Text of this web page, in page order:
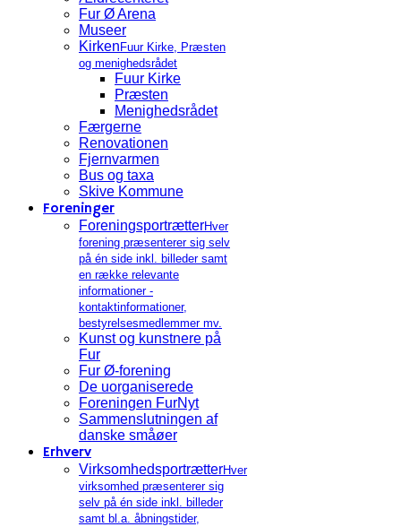
Fur Ø Arena
Museer
Kirken Fuur Kirke, Præsten
og menighedsrådet
Fuur Kirke
Præsten
Menighedsrådet
Færgerne
Renovationen
Fjernvarmen
Bus og taxa
Skive Kommune
Foreninger
ForeningsportrætterHver
forening præsenterer sig selv
på én side inkl. billeder samt
en række relevante
informationer -
kontaktinformationer,
bestyrelsesmedlemmer mv.
Kunst og kunstnere på
Fur
Fur Ø-forening
De uorganiserede
Foreningen FurNyt
Sammenslutningen af
danske småøer
Erhverv
VirksomhedsportrætterHver
virksomhed præsenterer sig
selv på én side inkl. billeder
samt bl.a. åbningstider,